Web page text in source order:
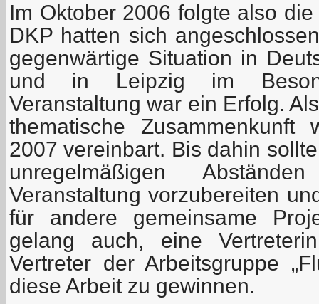
Im Oktober 2006 folgte also
DKP hatten sich
gegenwärtige Situation in
und in Leipzig im
Veranstaltung war ein Erfolg.
thematische
2007 vereinbart. Bis dahin
unregelmäßigen
Veranstaltung vorzubereiten
für andere gemeinsame
gelang auch, eine
Vertreter der Arbeitsgruppe
diese Arbeit zu gewinnen.